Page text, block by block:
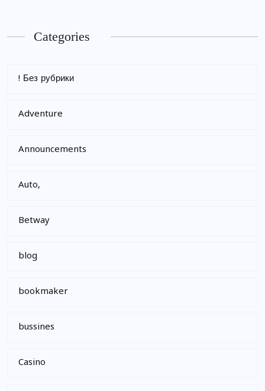
Categories
! Без рубрики
Adventure
Announcements
Auto,
Betway
blog
bookmaker
bussines
Casino